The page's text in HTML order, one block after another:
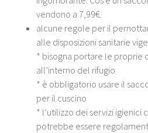
vendono a 7,99€.
alcune regole per il
alle disposizioni sanitarie
* bisogna portare le proprie
all’interno del rifugio
* è obbligatorio usare il
per il cuscino
* l’utilizzo dei servizi
potrebbe essere